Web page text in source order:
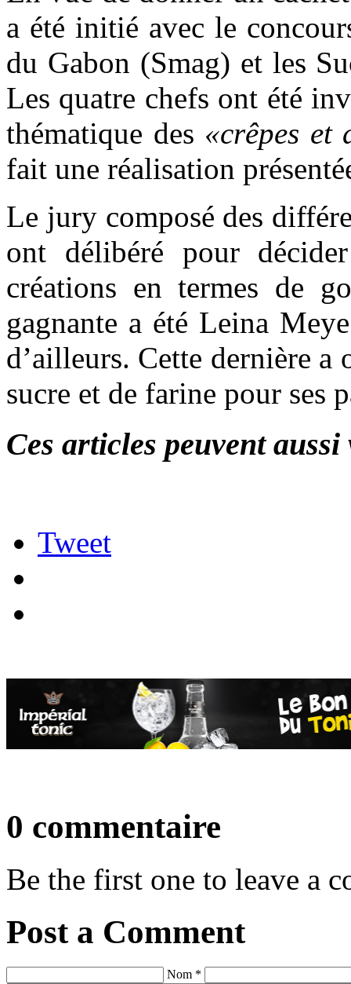
a été initié avec le
du Gabon (Smag) et les
Les quatre chefs ont été
thématique des «crêpes et
fait une réalisation
Le jury composé des
ont délibéré pour
créations en termes de
gagnante a été Leina
d’ailleurs. Cette dernière
sucre et de farine pour ses
Ces articles peuvent
Tweet
0 commentaire
Be the first one to leave a
Post a Comment
Nom *